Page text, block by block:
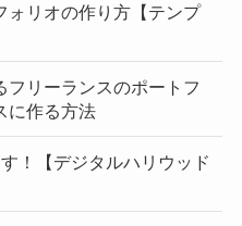
ォリオの作り方【テンプ
フリーランスのポートフ
に作る方法
！【デジタルハリウッド